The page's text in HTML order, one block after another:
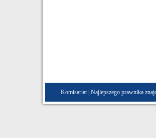
Komisariat| Najlepszego prawnika